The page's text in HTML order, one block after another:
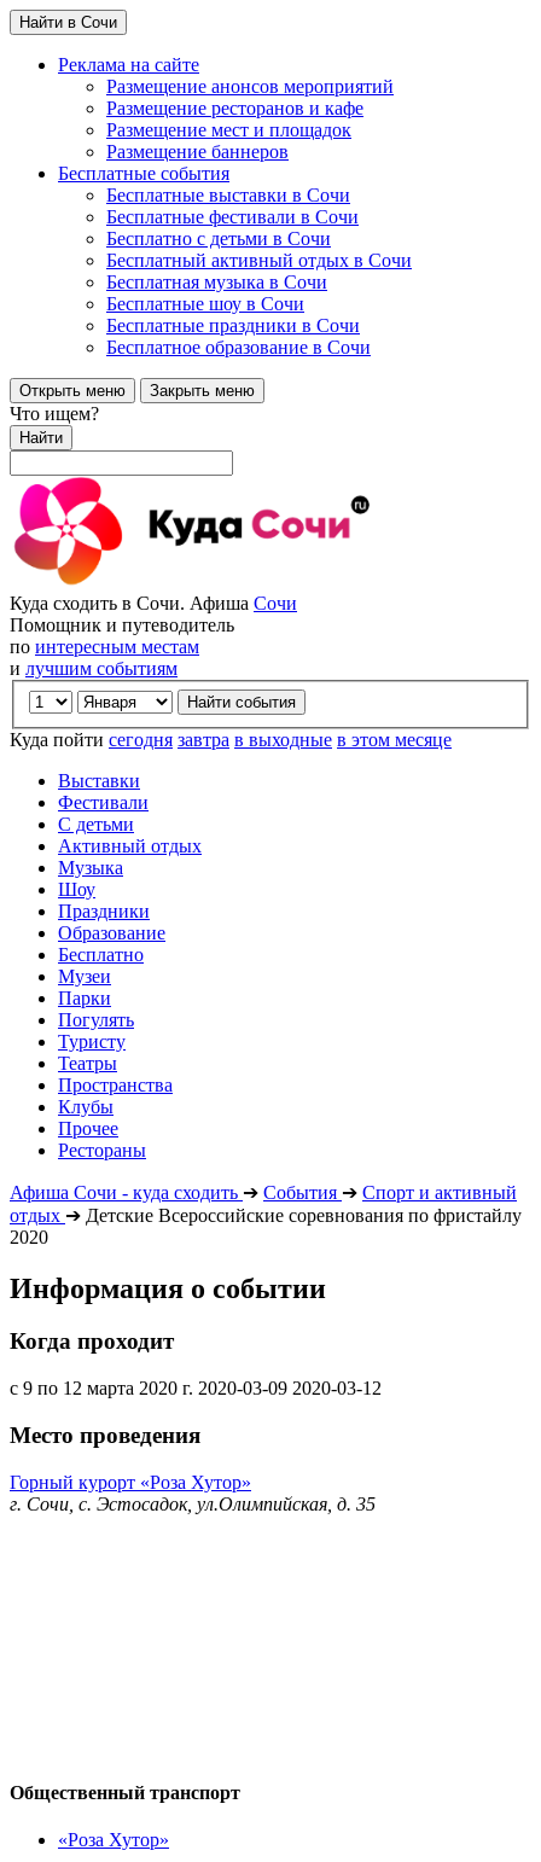
Найти в Сочи
Реклама на сайте
Размещение анонсов мероприятий
Размещение ресторанов и кафе
Размещение мест и площадок
Размещение баннеров
Бесплатные события
Бесплатные выставки в Сочи
Бесплатные фестивали в Сочи
Бесплатно с детьми в Сочи
Бесплатный активный отдых в Сочи
Бесплатная музыка в Сочи
Бесплатные шоу в Сочи
Бесплатные праздники в Сочи
Бесплатное образование в Сочи
Открыть меню Закрыть меню
Что ищем?
Найти
Куда сходить в Сочи. Афиша Сочи
Помощник и путеводитель
по интересным местам
и лучшим событиям
Куда пойти сегодня завтра в выходные в этом месяце
Выставки
Фестивали
С детьми
Активный отдых
Музыка
Шоу
Праздники
Образование
Бесплатно
Музеи
Парки
Погулять
Туристу
Театры
Пространства
Клубы
Прочее
Рестораны
Афиша Сочи - куда сходить ➔ События ➔ Спорт и активный
отдых ➔ Детские Всероссийские соревнования по фристайлу
2020
Информация о событии
Когда проходит
с 9 по 12 марта 2020 г. 2020-03-09 2020-03-12
Место проведения
Горный курорт «Роза Хутор»
г. Сочи, с. Эстосадок, ул.Олимпийская, д. 35
Общественный транспорт
«Роза Хутор»